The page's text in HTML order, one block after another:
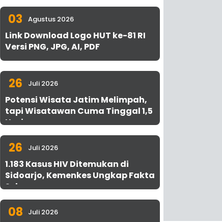
03 Agustus 2026
Link Download Logo HUT ke-81 RI
Versi PNG, JPG, AI, PDF
26 Juli 2026
Potensi Wisata Jatim Melimpah,
tapi Wisatawan Cuma Tinggal 1,5
Hari
26 Juli 2026
1.183 Kasus HIV Ditemukan di
Sidoarjo, Kemenkes Ungkap Fakta
Sebenarnya
08 Juli 2026